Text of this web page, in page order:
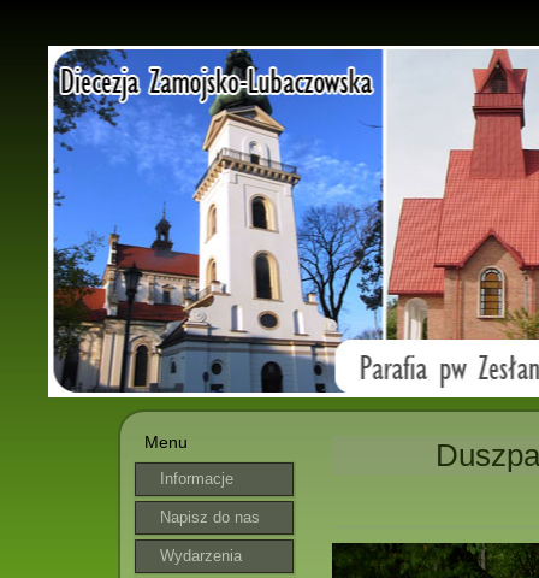
Menu
Informacje
parafialne
Napisz do nas
Wydarzenia